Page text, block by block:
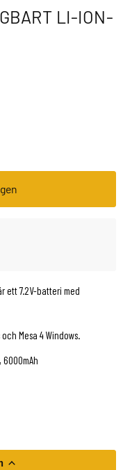
LI-ION-
ett 7.2V-batteri med
Mesa 4 Windows.
6000mAh